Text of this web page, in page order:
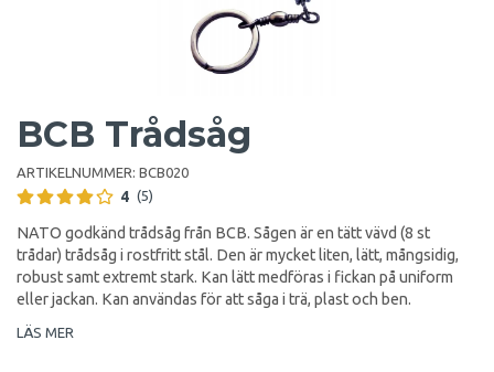
BCB Trådsåg
ARTIKELNUMMER: BCB020
4 (5)
NATO godkänd trådsåg från BCB. Sågen är en tätt vävd (8 st
trådar) trådsåg i rostfritt stål. Den är mycket liten, lätt, mångsidig,
robust samt extremt stark. Kan lätt medföras i fickan på uniform
eller jackan. Kan användas för att såga i trä, plast och ben.
LÄS MER